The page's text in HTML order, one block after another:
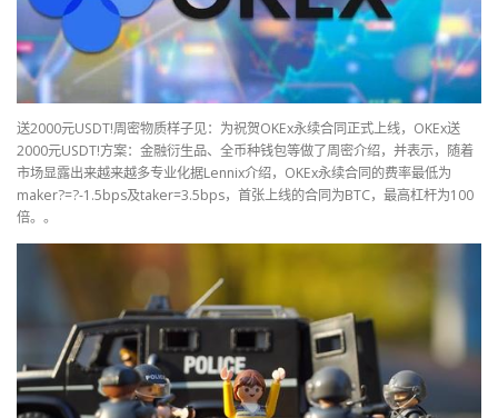
送2000元USDT!周密物质样子见：为祝贺OKEx永续合同正式上线，OKEx送
2000元USDT!方案：金融衍生品、全币种钱包等做了周密介绍，并表示，随着
市场显露出来越来越多专业化据Lennix介绍，OKEx永续合同的费率最低为
maker?=?-1.5bps及taker=3.5bps，首张上线的合同为BTC，最高杠杆为100
倍。。